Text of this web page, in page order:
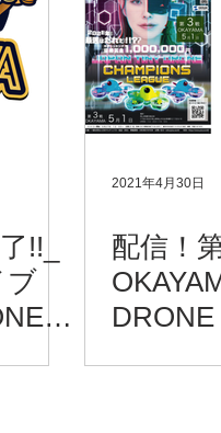
!!_
ブ
2021年4月30日
配信！